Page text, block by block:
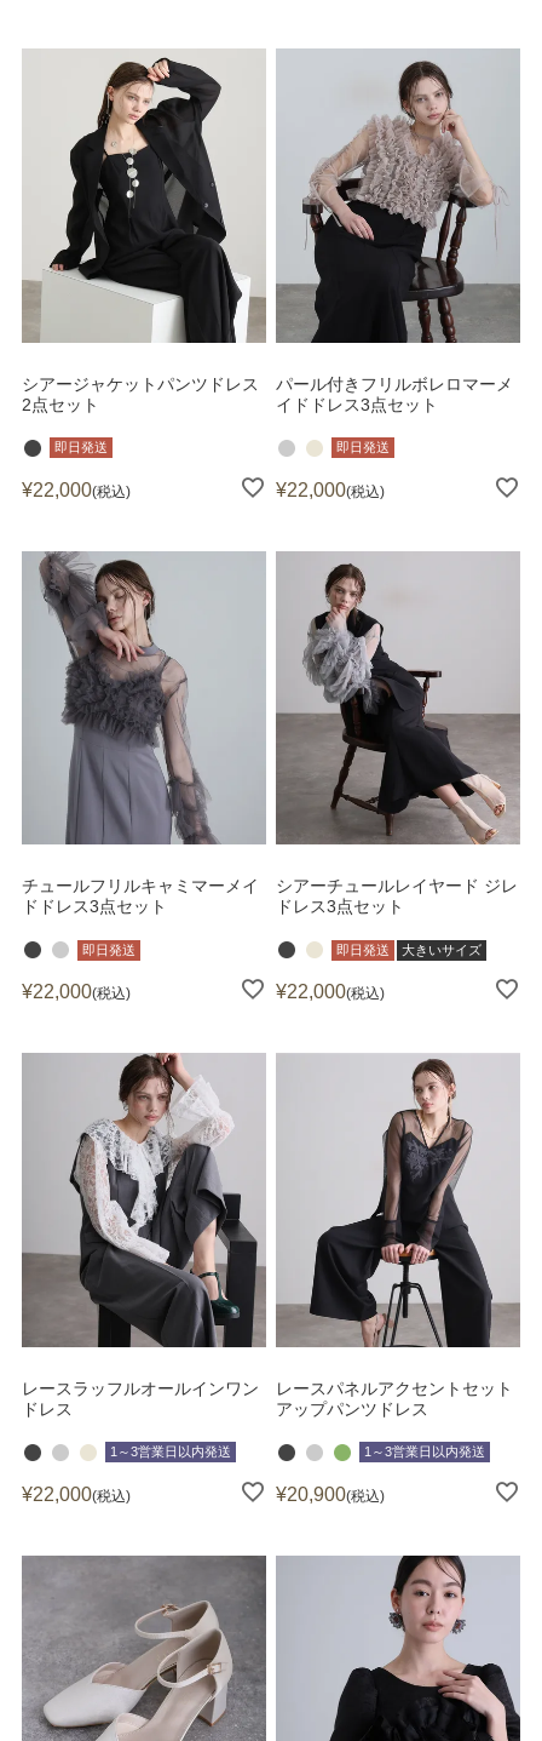
シアージャケットパンツドレス
2点セット
即日発送
¥22,000 税込
パール付きフリルボレロマーメ
イドドレス3点セット
即日発送
¥22,000 税込
チュールフリルキャミマーメイ
ドドレス3点セット
即日発送
¥22,000 税込
シアーチュールレイヤード ジレ
ドレス3点セット
即日発送 大きいサイズ
¥22,000 税込
レースラッフルオールインワン
ドレス
1～3営業日以内発送
¥22,000 税込
レースパネルアクセントセット
アップパンツドレス
1～3営業日以内発送
¥20,900 税込